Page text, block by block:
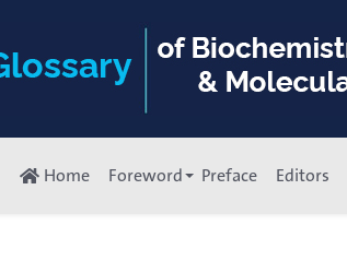
Home Foreword Preface Editors